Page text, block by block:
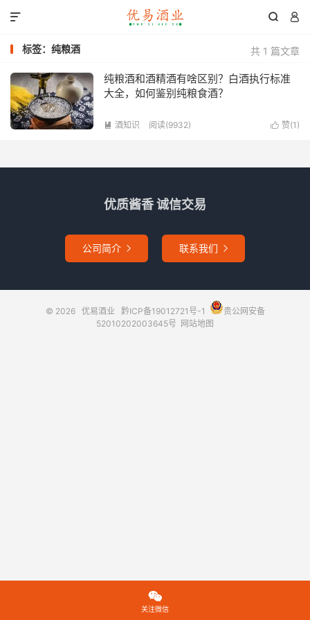
 

共 1 篇文章
标签：纯粮酒
纯粮酒和酒精酒有啥区别？白酒执行标准
大全，如何鉴别纯粮食酒？
 赞(1 )
 酒知识 阅读(9932)
优质酱香 诚信交易
公司简介  联系我们 
© 2026 优易酒业 黔ICP备19012721号-1
贵公网安备
52010202003645号 网站地图

关注微信